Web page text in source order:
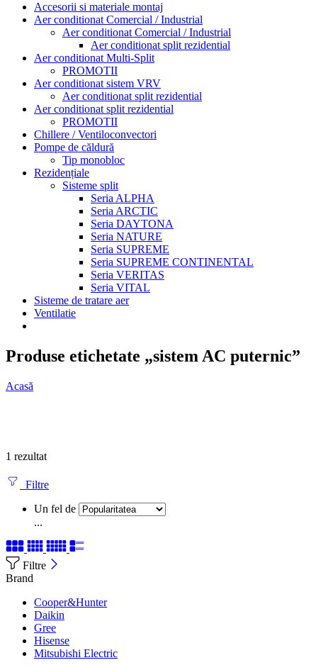
Accesorii si materiale montaj
Aer conditionat Comercial / Industrial
Aer conditionat Comercial / Industrial
Aer conditionat split rezidential
Aer conditionat Multi-Split
PROMOTII
Aer conditionat sistem VRV
Aer conditionat split rezidential
Aer conditionat split rezidential
PROMOTII
Chillere / Ventiloconvectori
Pompe de căldură
Tip monobloc
Rezidențiale
Sisteme split
Seria ALPHA
Seria ARCTIC
Seria DAYTONA
Seria NATURE
Seria SUPREME
Seria SUPREME CONTINENTAL
Seria VERITAS
Seria VITAL
Sisteme de tratare aer
Ventilatie
Produse etichetate „sistem AC puternic”
Acasă
1 rezultat
Filtre
Un fel de
...
Filtre
Brand
Cooper&Hunter
Daikin
Gree
Hisense
Mitsubishi Electric